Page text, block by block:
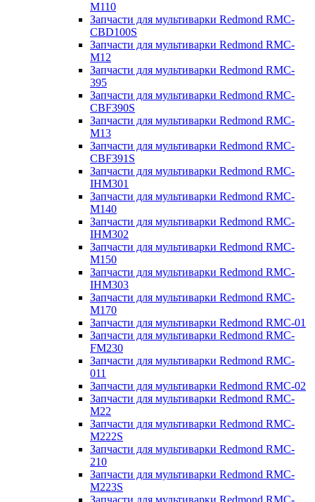
M110
Запчасти для мультиварки Redmond RMC-
CBD100S
Запчасти для мультиварки Redmond RMC-
M12
Запчасти для мультиварки Redmond RMC-
395
Запчасти для мультиварки Redmond RMC-
CBF390S
Запчасти для мультиварки Redmond RMC-
M13
Запчасти для мультиварки Redmond RMC-
CBF391S
Запчасти для мультиварки Redmond RMC-
IHM301
Запчасти для мультиварки Redmond RMC-
M140
Запчасти для мультиварки Redmond RMC-
IHM302
Запчасти для мультиварки Redmond RMC-
M150
Запчасти для мультиварки Redmond RMC-
IHM303
Запчасти для мультиварки Redmond RMC-
M170
Запчасти для мультиварки Redmond RMC-01
Запчасти для мультиварки Redmond RMC-
FM230
Запчасти для мультиварки Redmond RMC-
011
Запчасти для мультиварки Redmond RMC-02
Запчасти для мультиварки Redmond RMC-
M22
Запчасти для мультиварки Redmond RMC-
M222S
Запчасти для мультиварки Redmond RMC-
210
Запчасти для мультиварки Redmond RMC-
M223S
Запчасти для мультиварки Redmond RMC-